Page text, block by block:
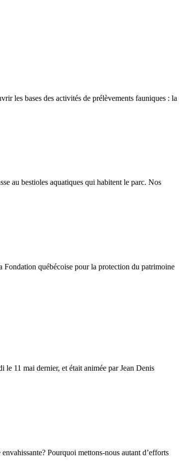
les bases des activités de prélèvements fauniques : la
au bestioles aquatiques qui habitent le parc. Nos
Fondation québécoise pour la protection du patrimoine
le 11 mai dernier, et était animée par Jean Denis
Pourquoi mettons-nous autant d’efforts